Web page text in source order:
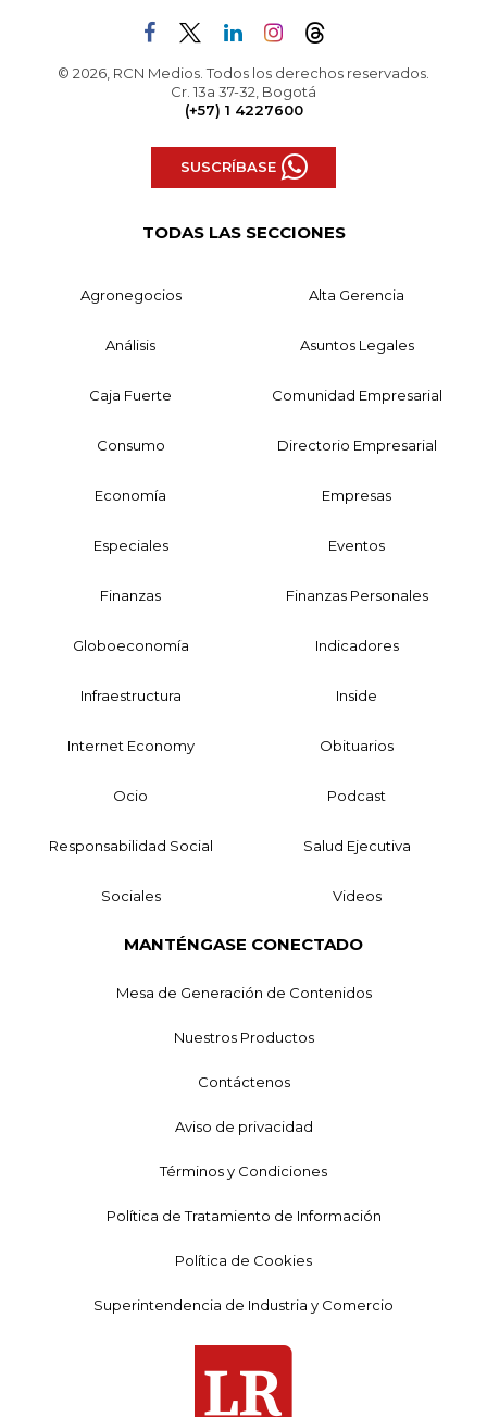
© 2026, RCN Medios. Todos los derechos reservados.
Cr. 13a 37-32, Bogotá
(+57) 1 4227600
SUSCRÍBASE
TODAS LAS SECCIONES
Agronegocios Alta Gerencia
Análisis Asuntos Legales
Caja Fuerte Comunidad Empresarial
Consumo Directorio Empresarial
Economía Empresas
Especiales Eventos
Finanzas Finanzas Personales
Globoeconomía Indicadores
Infraestructura Inside
Internet Economy Obituarios
Ocio Podcast
Responsabilidad Social Salud Ejecutiva
Sociales Videos
MANTÉNGASE CONECTADO
Mesa de Generación de Contenidos
Nuestros Productos
Contáctenos
Aviso de privacidad
Términos y Condiciones
Política de Tratamiento de Información
Política de Cookies
Superintendencia de Industria y Comercio